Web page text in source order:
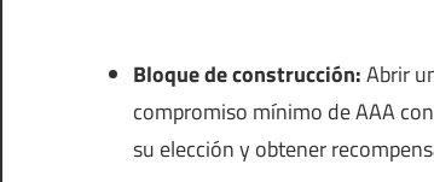
Bloque de construcción:Abrir
compromiso mínimo de AAA
su elección y obtener